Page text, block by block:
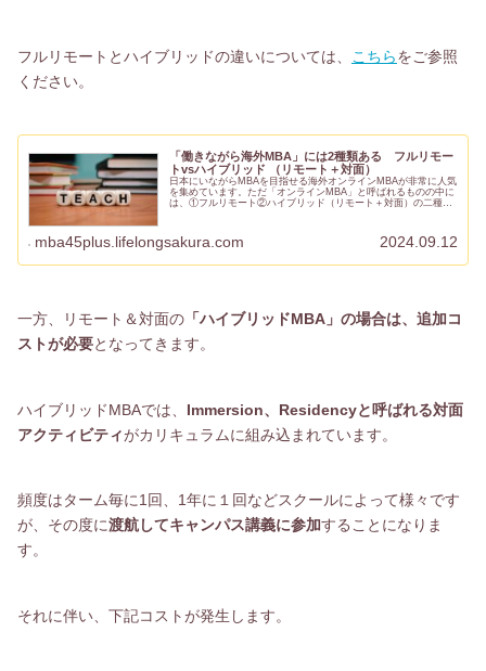
フルリモートとハイブリッドの違いについては、 こちらをご参照
ください。
「働きながら海外MBA」には2種類ある フルリモー
トvsハイブリッド （リモート＋対面）
日本にいながらMBAを目指せる海外オンラインMBAが非常に人気
を集めています。ただ「オンラインMBA」と呼ばれるものの中に
は、①フルリモート②ハイブリッド（リモート＋対面）の二種類
mba45plus.lifelongsakura.com 2024.09.12
一方、リモート＆対面の 「ハイブリッドMBA」の場合は、追加コ
ストが必要となってきます。
ハイブリッドMBAでは、 Immersion、Residencyと呼ばれる対面
アクティビティがカリキュラムに組み込まれています。
頻度はターム毎に1回、1年に１回などスクールによって様々です
が、その度に渡航してキャンパス講義に参加することになりま
す。
それに伴い、下記コストが発生します。